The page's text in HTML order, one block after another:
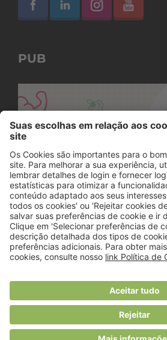
PUB
© 2018 Viver
O portal dos profissionais